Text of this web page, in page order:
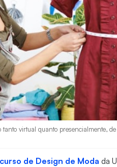
virtual quanto presencialmente,
curso de Design de Moda da